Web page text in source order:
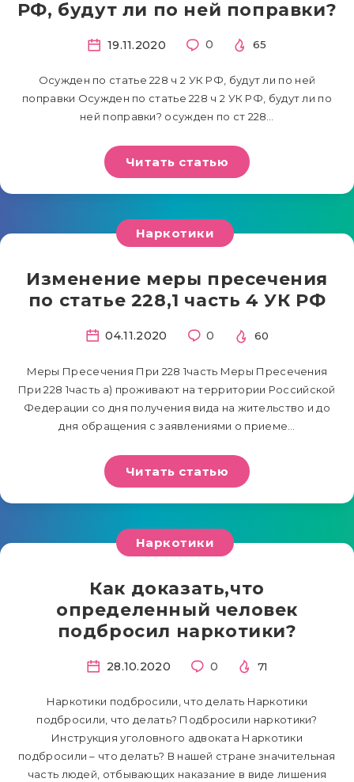
РФ, будут ли по ней поправки?
19.11.2020 0 65
Осужден по статье 228 ч 2 УК РФ, будут ли по ней
поправки Осужден по статье 228 ч 2 УК РФ, будут ли по
ней поправки? осужден по ст 228…
Читать статью
Наркотики
Изменение меры пресечения
по статье 228,1 часть 4 УК РФ
04.11.2020 0 60
Меры Пресечения При 228 1часть Меры Пресечения
При 228 1часть а) проживают на территории Российской
Федерации со дня получения вида на жительство и до
дня обращения с заявлениями о приеме…
Читать статью
Наркотики
Как доказать,что
определенный человек
подбросил наркотики?
28.10.2020 0 71
Наркотики подбросили, что делать Наркотики
подбросили, что делать? Подбросили наркотики?
Инструкция уголовного адвоката Наркотики
подбросили – что делать? В нашей стране значительная
часть людей, отбывающих наказание в виде лишения